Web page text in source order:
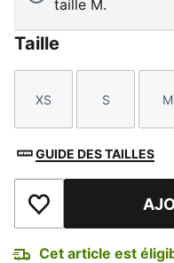
taille M.
Taille
Taille
XS
Taille
S M
GUIDE DES TAILLES
Ajouter à la liste de
Cet article est